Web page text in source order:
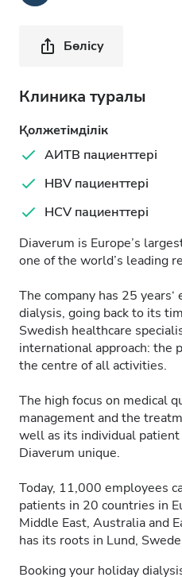
Бөлісу
Клиника туралы
Қолжетімділік
АИТВ пациенттері
HBV пациенттері
HCV пациенттері
Diaverum is Europe’s
one of the world’s leading
The company has 25
dialysis, going back to its
Swedish healthcare
international approach: the
the centre of all activities.
The high focus on medical
management and the
well as its individual patient
Diaverum unique.
Today, 11,000 employees
patients in 20 countries in
Middle East, Australia and
has its roots in Lund,
Booking your holiday